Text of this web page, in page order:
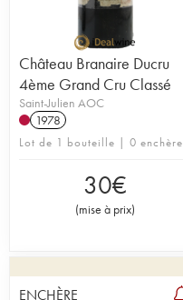
Château Branaire Ducru
4ème Grand Cru Classé
Saint-Julien AOC
1978
Lot de 1 bouteille | 0 enchère
30€
(mise à prix)
ENCHÈRE